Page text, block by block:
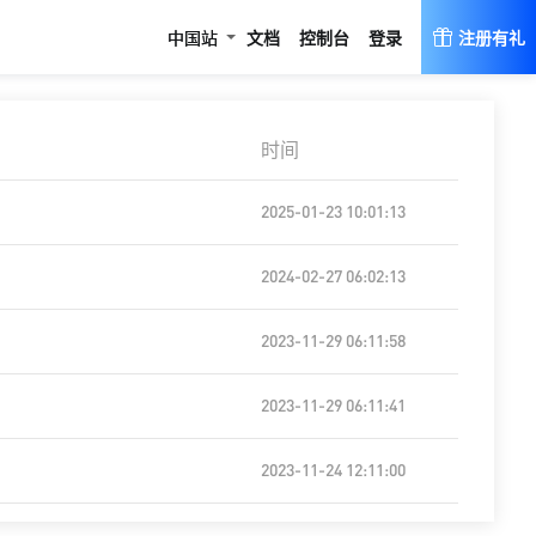
中国站 文档 控制台 登录 注册有礼
时间
2025-01-23 10:01:13
2024-02-27 06:02:13
2023-11-29 06:11:58
2023-11-29 06:11:41
2023-11-24 12:11:00